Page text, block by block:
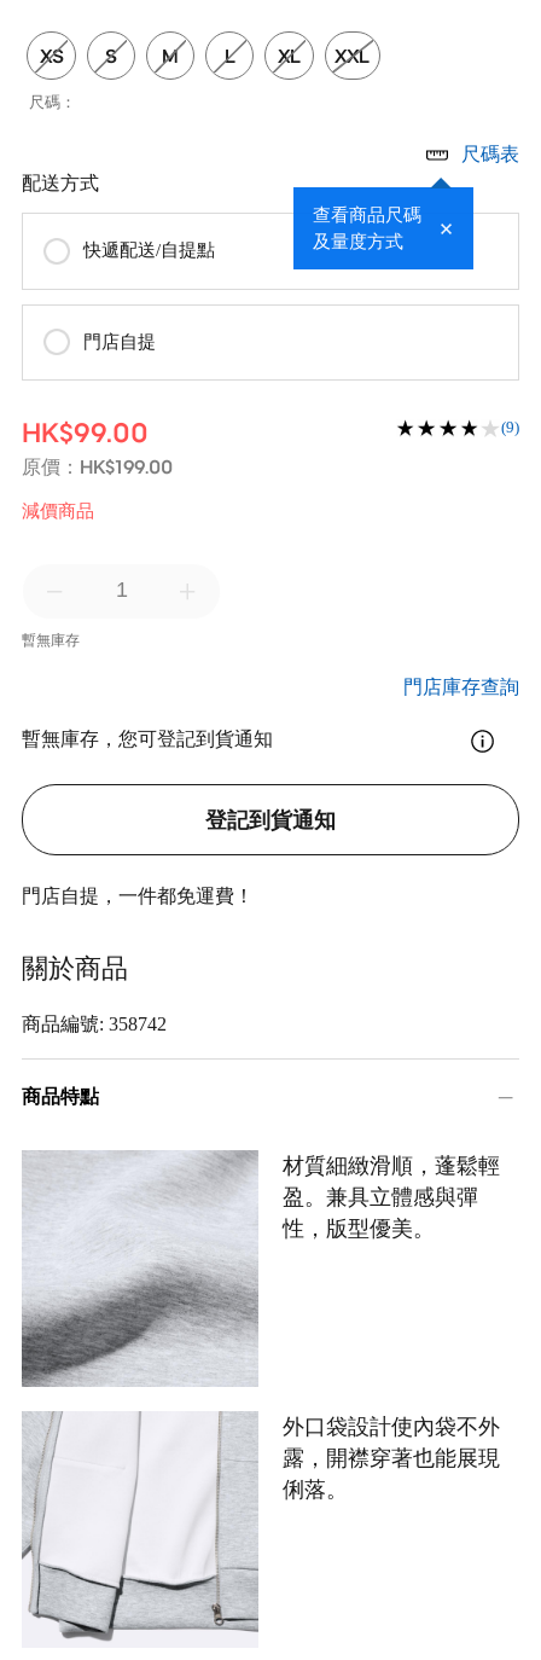
XS S M L XL XXL
尺碼：
尺碼表
查看商品尺碼
及量度方式
配送方式
快遞配送/自提點
門店自提
HK$99.00
原價： HK$199.00
(9)
減價商品
暫無庫存
門店庫存查詢
暫無庫存，您可登記到貨通知
登記到貨通知
門店自提，一件都免運費！
關於商品
商品編號: 358742
商品特點
材質細緻滑順，蓬鬆輕
盈。兼具立體感與彈
性，版型優美。
外口袋設計使內袋不外
露，開襟穿著也能展現
俐落。